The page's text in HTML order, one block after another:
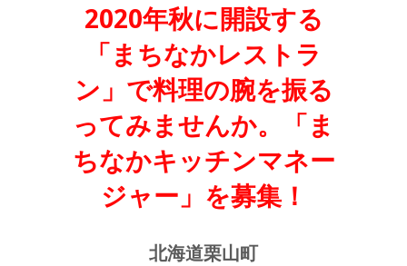
2020年秋に開設する
「まちなかレストラ
ン」で料理の腕を振る
ってみませんか。「ま
ちなかキッチンマネー
ジャー」を募集！
北海道栗山町